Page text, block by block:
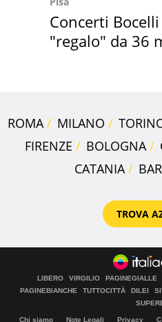
Concerti
"regalo" da 36
ROMA MILANO
FIRENZE
BOLOGNA
CATANIA
TROVA
LIBERO VIRGILIO PAGINEGIALLE
PAGINEBIANCHE
TUTTOCITTÀ DILEI
Chi siamo Note Legali Privacy